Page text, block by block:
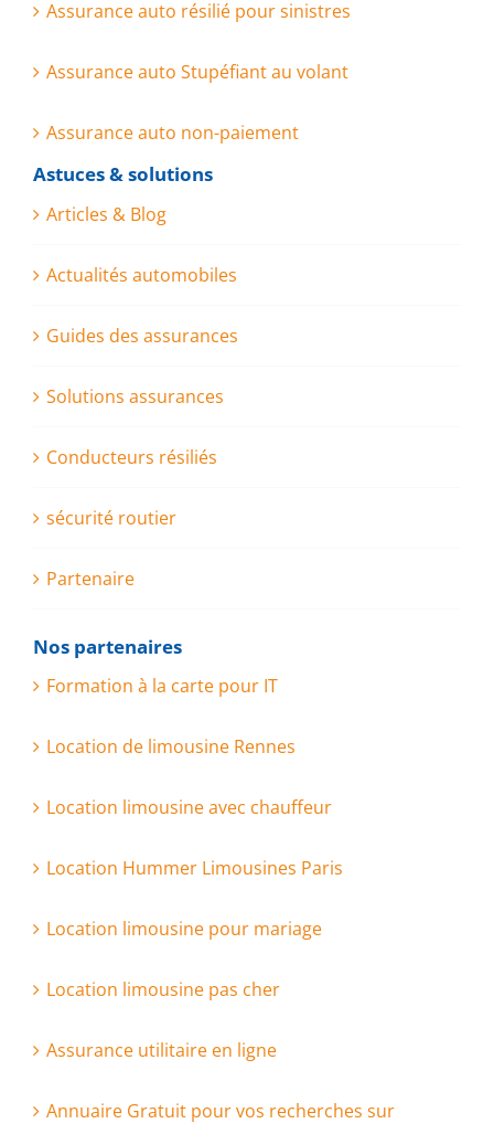
Assurance auto résilié pour sinistres
Assurance auto Stupéfiant au volant
Assurance auto non-paiement
Astuces & solutions
Articles & Blog
Actualités automobiles
Guides des assurances
Solutions assurances
Conducteurs résiliés
sécurité routier
Partenaire
Nos partenaires
Formation à la carte pour IT
Location de limousine Rennes
Location limousine avec chauffeur
Location Hummer Limousines Paris
Location limousine pour mariage
Location limousine pas cher
Assurance utilitaire en ligne
Annuaire Gratuit pour vos recherches sur